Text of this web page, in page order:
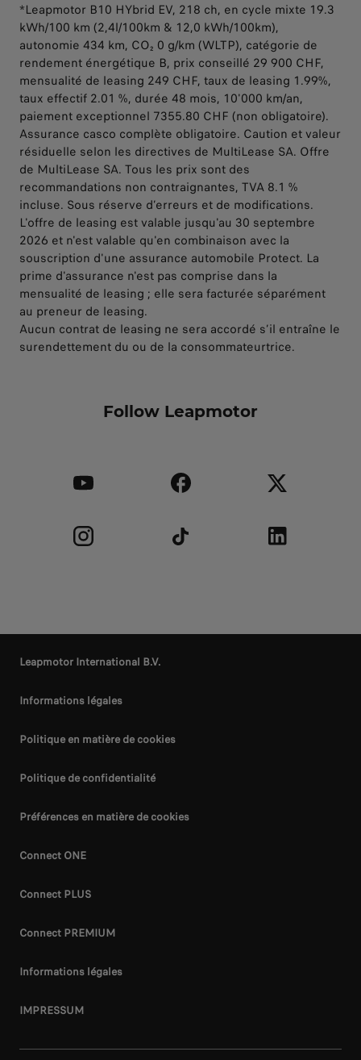
*Leapmotor B10 HYbrid EV, 218 ch, en cycle mixte 19.3
kWh/100 km (2,4l/100km & 12,0 kWh/100km),
autonomie 434 km, CO₂ 0 g/km (WLTP), catégorie de
rendement énergétique B, prix conseillé 29 900 CHF,
mensualité de leasing 249 CHF, taux de leasing 1.99%,
taux effectif 2.01 %, durée 48 mois, 10'000 km/an,
paiement exceptionnel 7355.80 CHF (non obligatoire).
Assurance casco complète obligatoire. Caution et valeur
résiduelle selon les directives de MultiLease SA. Offre
de MultiLease SA. Tous les prix sont des
recommandations non contraignantes, TVA 8.1 %
incluse. Sous réserve d’erreurs et de modifications.
L'offre de leasing est valable jusqu'au 30 septembre
2026 et n'est valable qu'en combinaison avec la
souscription d'une assurance automobile Protect. La
prime d'assurance n'est pas comprise dans la
mensualité de leasing ; elle sera facturée séparément
au preneur de leasing.
Aucun contrat de leasing ne sera accordé s’il entraîne le
surendettement du ou de la consommateurtrice.
Follow Leapmotor
Leapmotor International B.V.
Informations légales
Politique en matière de cookies
Politique de confidentialité
Préférences en matière de cookies
Connect ONE
Connect PLUS
Connect PREMIUM
Informations légales
IMPRESSUM